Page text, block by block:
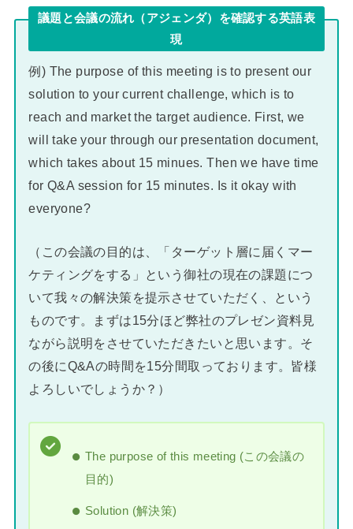
議題と会議の流れ（アジェンダ）を確認する英語表
現
例) The purpose of this meeting is to present our
solution to your current challenge, which is to
reach and market the target audience. First, we
will take your through our presentation document,
which takes about 15 minues. Then we have time
for Q&A session for 15 minutes. Is it okay with
everyone?
（この会議の目的は、「ターゲット層に届くマー
ケティングをする」という御社の現在の課題につ
いて我々の解決策を提示させていただく、という
ものです。まずは15分ほど弊社のプレゼン資料見
ながら説明をさせていただきたいと思います。そ
の後にQ&Aの時間を15分間取っております。皆様
よろしいでしょうか？）
The purpose of this meeting (この会議の
目的)
Solution (解決策)